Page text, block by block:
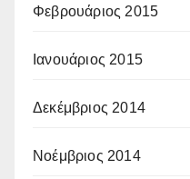
Φεβρουάριος 2015
Ιανουάριος 2015
Δεκέμβριος 2014
Νοέμβριος 2014